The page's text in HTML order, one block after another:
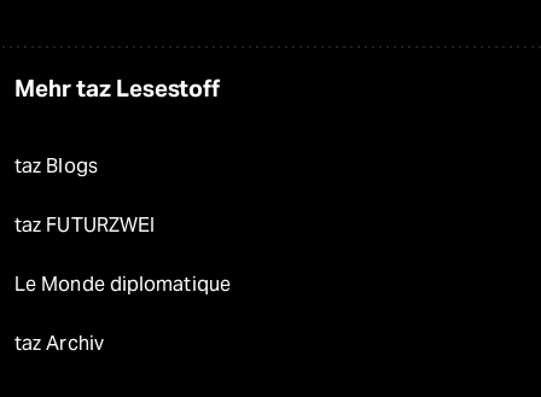
Mehr taz Lesestoff
taz Blogs
taz FUTURZWEI
Le Monde diplomatique
taz Archiv